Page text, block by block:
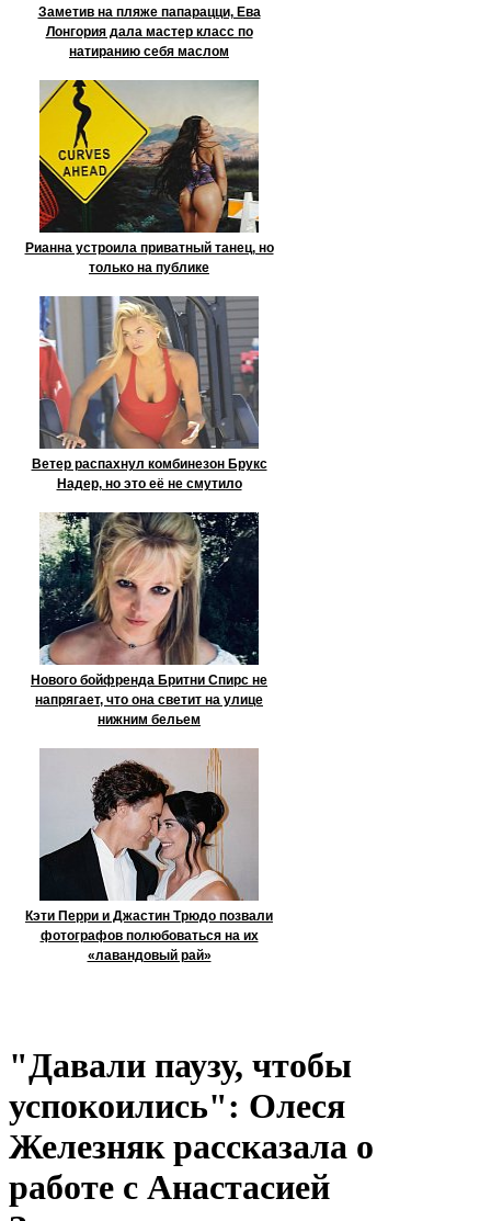
Заметив на пляже папарацци, Ева
Лонгория дала мастер класс по
натиранию себя маслом
Рианна устроила приватный танец, но
только на публике
Ветер распахнул комбинезон Брукс
Надер, но это её не смутило
Нового бойфренда Бритни Спирс не
напрягает, что она светит на улице
нижним бельем
Кэти Перри и Джастин Трюдо позвали
фотографов полюбоваться на их
«лавандовый рай»
"Давали паузу, чтобы
успокоились": Олеся
Железняк рассказала о
работе с Анастасией